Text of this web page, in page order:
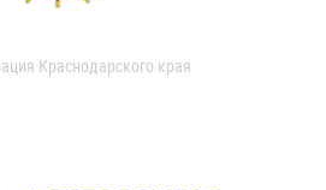
Краснодарского края